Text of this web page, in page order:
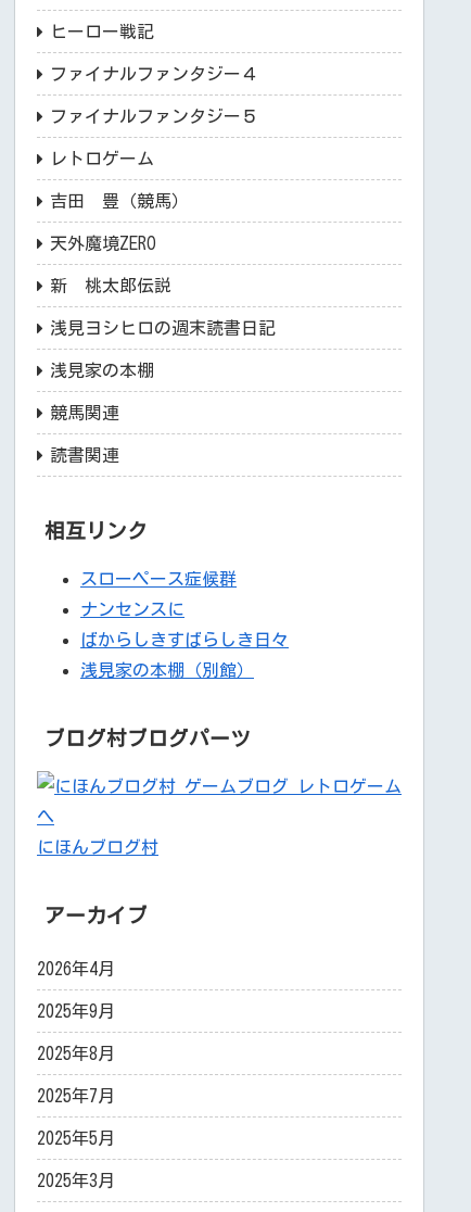
ヒーロー戦記
ファイナルファンタジー４
ファイナルファンタジー５
レトロゲーム
吉田 豊（競馬）
天外魔境ZERO
新 桃太郎伝説
浅見ヨシヒロの週末読書日記
浅見家の本棚
競馬関連
読書関連
相互リンク
スローペース症候群
ナンセンスに
ばからしきすばらしき日々
浅見家の本棚（別館）
ブログ村ブログパーツ
にほんブログ村
アーカイブ
2026年4月
2025年9月
2025年8月
2025年7月
2025年5月
2025年3月